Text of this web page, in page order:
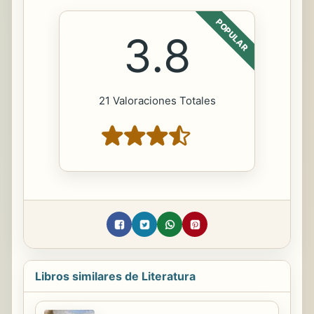
POPULAR
3.8
21 Valoraciones Totales
Libros similares de Literatura